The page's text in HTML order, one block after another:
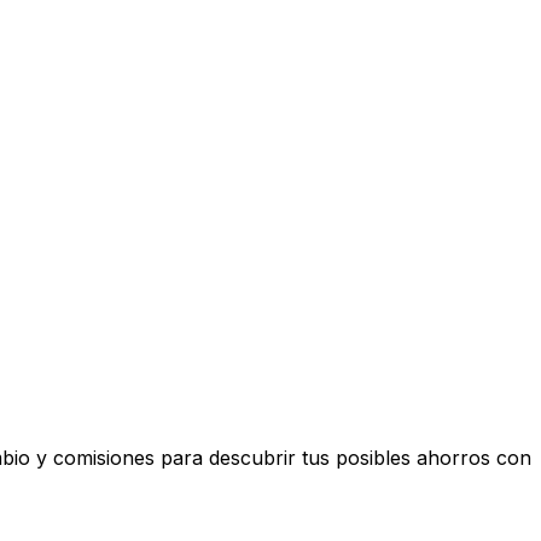
y comisiones para descubrir tus posibles ahorros con